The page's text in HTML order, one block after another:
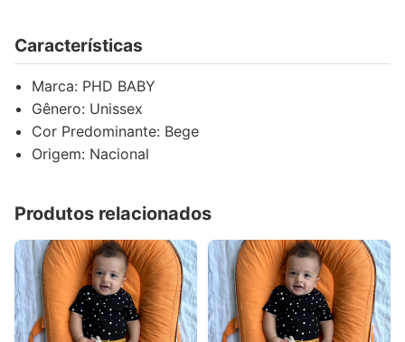
Características
Marca: PHD BABY
Gênero: Unissex
Cor Predominante: Bege
Origem: Nacional
Produtos relacionados